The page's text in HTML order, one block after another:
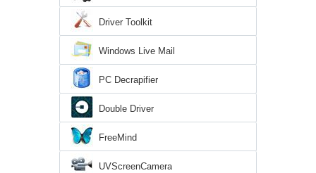
Driver Toolkit
Windows Live Mail
PC Decrapifier
Double Driver
FreeMind
UVScreenCamera